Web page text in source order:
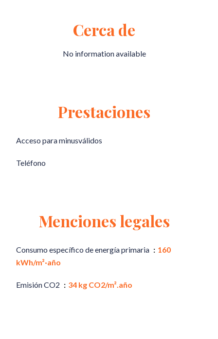
Cerca de
No information available
Prestaciones
Acceso para minusválidos
Teléfono
Menciones legales
Consumo específico de energía primaria
160
kWh/m²·año
Emisión CO2 34 kg CO2/m².año